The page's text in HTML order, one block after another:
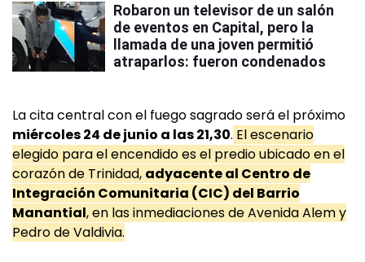
Robaron un televisor de un salón
de eventos en Capital, pero la
llamada de una joven permitió
atraparlos: fueron condenados
La cita central con el fuego sagrado será el próximo
miércoles 24 de junio a las 21,30. El escenario
elegido para el encendido es el predio ubicado en el
corazón de Trinidad, adyacente al Centro de
Integración Comunitaria (CIC) del Barrio
Manantial, en las inmediaciones de Avenida Alem y
Pedro de Valdivia.